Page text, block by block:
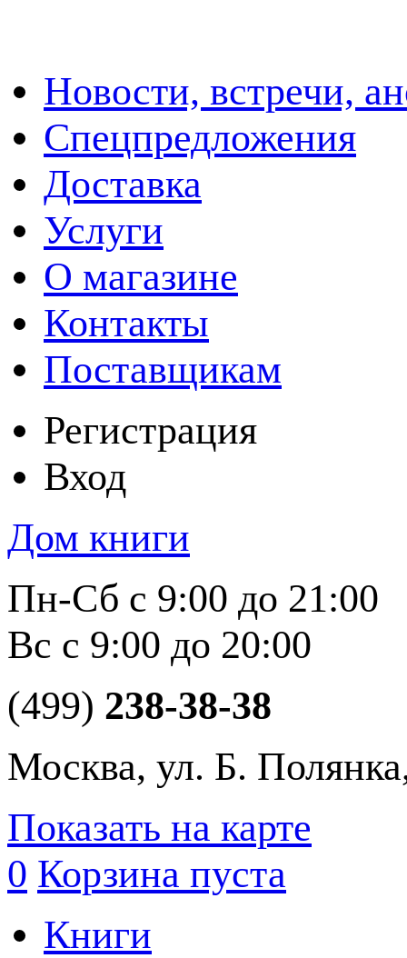
Новости, встречи,
Спецпредложения
Доставка
Услуги
О магазине
Контакты
Поставщикам
Регистрация
Вход
Дом книги
Пн-Сб с 9:00 до 21:00
Вс с 9:00 до 20:00
(499) 238-38-38
Москва, ул. Б.
Показать на карте
0 Корзина пуста
Книги